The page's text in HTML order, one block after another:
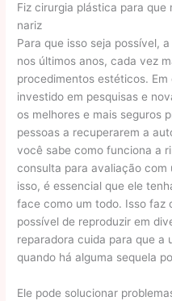
Fiz cirurgia plástica para
nariz
Para que isso seja possível,
nos últimos anos, cada vez
procedimentos estéticos.
investido em pesquisas e
os melhores e mais seguros
pessoas a recuperarem a
você sabe como funciona a
consulta para avaliação com
isso, é essencial que ele
face como um todo. Isso faz
possível de reproduzir em
reparadora cuida para que a
quando há alguma sequela
Ele pode solucionar